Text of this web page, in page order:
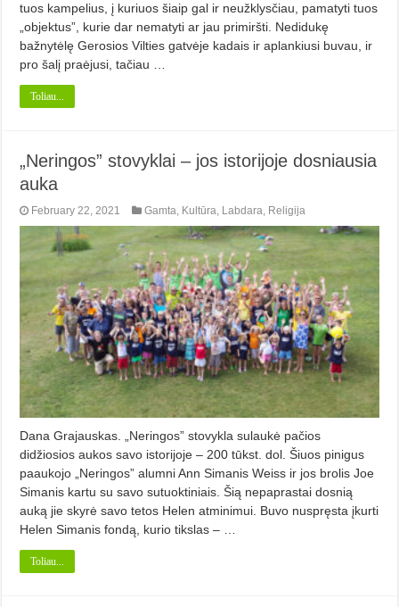
tuos kampelius, į kuriuos šiaip gal ir neužklysčiau, pamatyti tuos
„objektus”, kurie dar nematyti ar jau primiršti. Nedidukę
bažnytėlę Gerosios Vilties gatvėje kadais ir aplankiusi buvau, ir
pro šalį praėjusi, tačiau …
Toliau...
„Neringos” stovyklai – jos istorijoje dosniausia
auka
February 22, 2021 Gamta, Kultūra, Labdara, Religija
Dana Grajauskas. „Neringos” stovykla sulaukė pačios
didžiosios aukos savo istorijoje – 200 tūkst. dol. Šiuos pinigus
paaukojo „Neringos” alumni Ann Simanis Weiss ir jos brolis Joe
Simanis kartu su savo sutuoktiniais. Šią nepaprastai dosnią
auką jie skyrė savo tetos Helen atminimui. Buvo nuspręsta įkurti
Helen Simanis fondą, kurio tikslas – …
Toliau...